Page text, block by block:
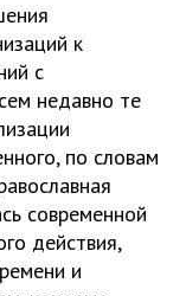
к
с
недавно те
по словам
современной
действия,
и